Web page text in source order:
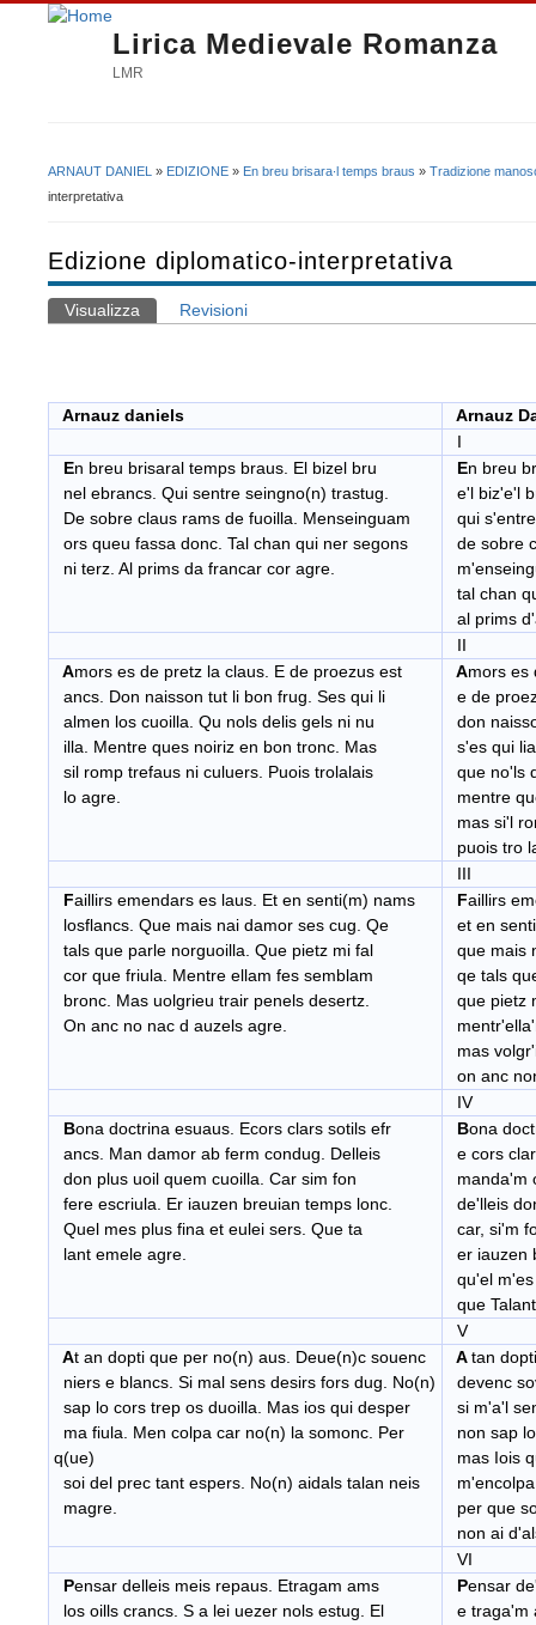
Lirica Medievale Romanza
LMR
Tu sei qui
ARNAUT DANIEL » EDIZIONE » En breu brisara∙l temps braus » Tradizione
interpretativa
Edizione diplomatico-interpretativa
Schede primarie
Visualizza (scheda attiva)
Revisioni
Arnauz daniels
Arnauz
I
En breu brisaral temps braus. El bizel bru
nel ebrancs. Qui sentre seingno(n) trastug.
De sobre claus rams de fuoilla. Menseinguam
ors queu fassa donc. Tal chan qui ner segons
ni terz. Al prims da francar cor agre.
En breu
e'l biz'e'l
qui
de sobre
tal chan
al prims
II
Amors es de pretz la claus. E de proezus est
ancs. Don naisson tut li bon frug. Ses qui li
almen los cuoilla. Qu nols delis gels ni nu
illa. Mentre ques noiriz en bon tronc. Mas
sil romp trefaus ni culuers. Puois trolalais
lo agre.
Amors es
e de
don
s'es qui
que no'ls
mentre
mas si'l
puois tro
III
Faillirs emendars es laus. Et en senti(m) nams
losflancs. Que mais nai damor ses cug. Qe
tals que parle norguoilla. Que pietz mi fal
cor que friula. Mentre ellam fes semblam
bronc. Mas uolgrieu trair penels desertz.
On anc no nac d auzels agre.
Faillirs
et en
que mais
qe tals
que pietz
mas
on anc
IV
Bona doctrina esuaus. Ecors clars sotils efr
ancs. Man damor ab ferm condug. Delleis
don plus uoil quem cuoilla. Car sim fon
fere escriula. Er iauzen breuian temps lonc.
Quel mes plus fina et eulei sers. Que ta
lant emele agre.
Bona
e cors
manda'm
de'lleis
car, si'm
er iauzen
qu'el
que
V
At an dopti que per no(n) aus. Deue(n)c souenc
niers e blancs. Si mal sens desirs fors dug. No(n)
sap lo cors trep os duoilla. Mas ios qui desper
ma fiula. Men colpa car no(n) la somonc. Per
q(ue)
soi del prec tant espers. No(n) aidals talan neis
magre.
Atan
devenc
si m'a'l
non sap
mas Iois
per que
non ai
VI
Pensar delleis meis repaus. Etragam ams
los oills crancs. S a lei uezer nols estug. El
Pensar
e traga'm